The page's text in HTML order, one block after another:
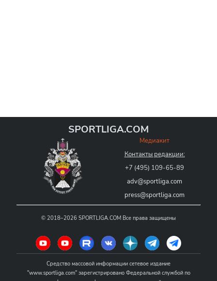
SPORTLIGA.COM
Медиакит
Контакты редакции:
+7 (495) 109-65-89
adv@sportliga.com
press@sportliga.com
© 2018–2026 SPORTLIGA.COM Все права защищены
Средство массовой информации сетевое издание
"www.sportliga.com" зарегистрировано Федеральной службой по